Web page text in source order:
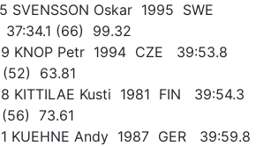
Oskar 1995 SWE
(66) 99.32
KNOP Petr 1994 CZE 39:53.8
63.81
KITTILAE Kusti 1981 FIN 39:54.3
73.61
KUEHNE Andy 1987 GER 39:59.8